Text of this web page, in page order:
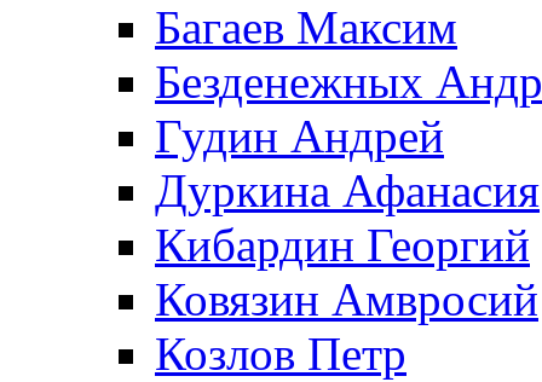
Багаев Максим
Безденежных
Гудин Андрей
Дуркина Афанасия
Кибардин Георгий
Ковязин Амвросий
Козлов Петр